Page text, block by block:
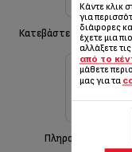
Κατεβάστε τις οδηγίες
Πληροφορίες
Κάντε κλικ
για
διάφορες
έχετε μια
αλλάξετε
από το
μάθετε
μας για τα